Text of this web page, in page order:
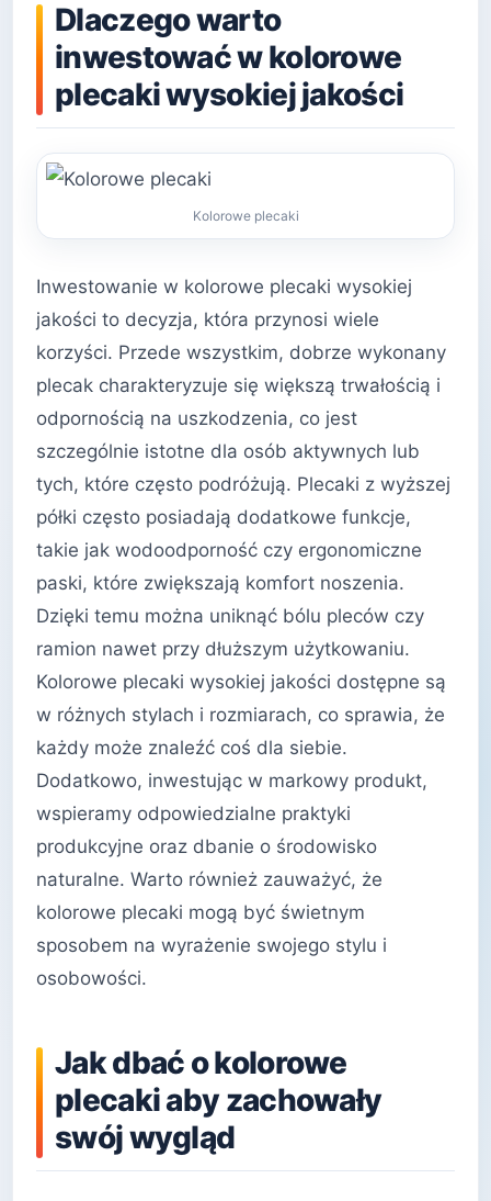
Dlaczego warto
inwestować w kolorowe
plecaki wysokiej jakości
Kolorowe plecaki
Inwestowanie w kolorowe plecaki wysokiej
jakości to decyzja, która przynosi wiele
korzyści. Przede wszystkim, dobrze wykonany
plecak charakteryzuje się większą trwałością i
odpornością na uszkodzenia, co jest
szczególnie istotne dla osób aktywnych lub
tych, które często podróżują. Plecaki z wyższej
półki często posiadają dodatkowe funkcje,
takie jak wodoodporność czy ergonomiczne
paski, które zwiększają komfort noszenia.
Dzięki temu można uniknąć bólu pleców czy
ramion nawet przy dłuższym użytkowaniu.
Kolorowe plecaki wysokiej jakości dostępne są
w różnych stylach i rozmiarach, co sprawia, że
każdy może znaleźć coś dla siebie.
Dodatkowo, inwestując w markowy produkt,
wspieramy odpowiedzialne praktyki
produkcyjne oraz dbanie o środowisko
naturalne. Warto również zauważyć, że
kolorowe plecaki mogą być świetnym
sposobem na wyrażenie swojego stylu i
osobowości.
Jak dbać o kolorowe
plecaki aby zachowały
swój wygląd